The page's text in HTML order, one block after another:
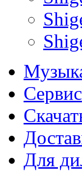
Сервис
Для